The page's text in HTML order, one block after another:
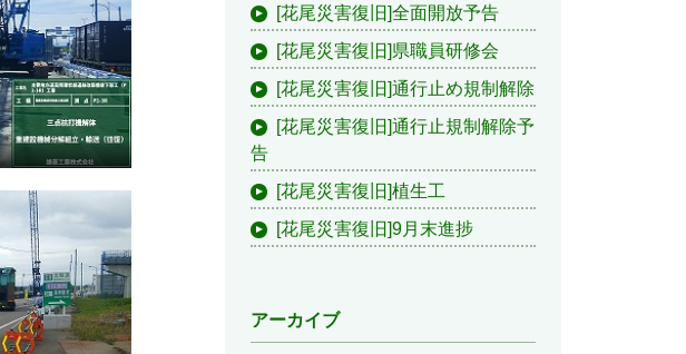
[花尾災害復旧]全面開放予告
[花尾災害復旧]県職員研修会
[花尾災害復旧]通行止め規制解除
[花尾災害復旧]通行止規制解除予
告
[花尾災害復旧]植生工
[花尾災害復旧]9月末進捗
アーカイブ